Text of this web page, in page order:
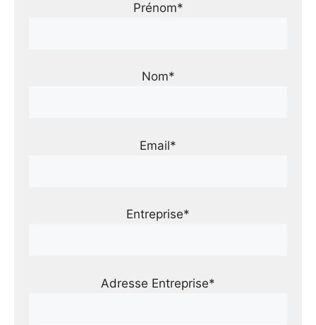
Prénom*
Nom*
Email*
Entreprise*
Adresse Entreprise*